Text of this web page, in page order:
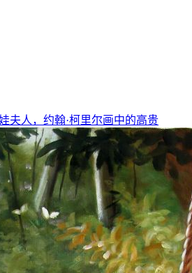
夫人，约翰·柯里尔画中的高贵